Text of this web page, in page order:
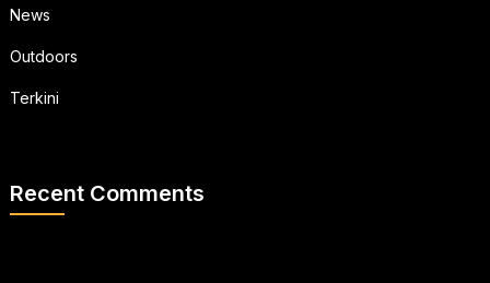
News
Outdoors
Terkini
Recent Comments